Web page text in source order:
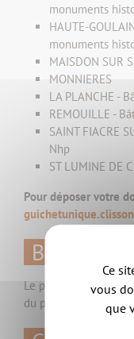
monuments
HAUTE-
monuments
MAISDON SUR
MONNIERES
LA PLANCHE -
REMOUILLE -
SAINT FIACRE
Nhp
ST LUMINE DE
Pour déposer votre
Bon à
Le permis de
du permis de
Ce
vous
que